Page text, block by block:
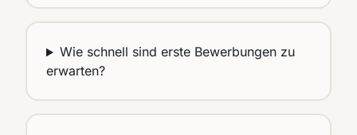
Wie schnell sind erste Bewerbungen zu
erwarten?